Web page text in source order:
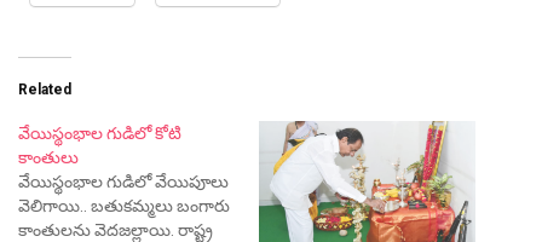
Related
వేయిస్థంభాల గుడిలో కోటి
కాంతులు
వేయిస్థంభాల గుడిలో వేయిపూలు
వెలిగాయి.. బతుకమ్మలు బంగారు
కాంతులను వెదజల్లాయి. రాష్ట్ర